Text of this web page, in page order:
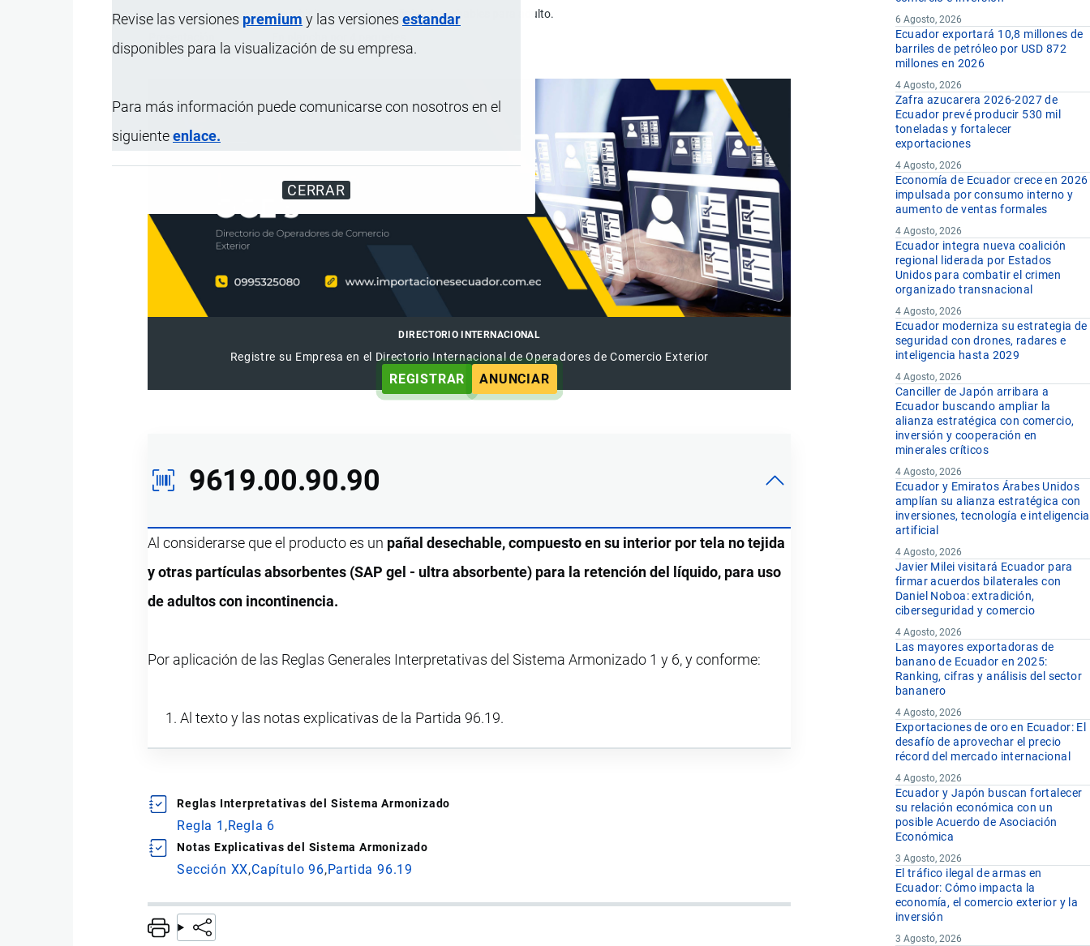
Revise las versiones premium y las versiones estandar
disponibles para la visualización de su empresa.
Para más información puede comunicarse con nosotros en el
siguienteenlace.
CERRAR
Uso
Para higiene personal, pañales desechables para adulto.
DIRECTORIO INTERNACIONAL
Registre su Empresa en el Directorio Internacional de Operadores de Comercio Exterior
REGISTRAR ANUNCIAR
9619.00.90.90
Al considerarse que el producto es un pañal desechable, compuesto en su interior por tela no tejida
y otras partículas absorbentes (SAP gel - ultra absorbente) para la retención del líquido, para uso
de adultos con incontinencia.
Por aplicación de las Reglas Generales Interpretativas del Sistema Armonizado 1 y 6, y conforme:
Al texto y las notas explicativas de la Partida 96.19.
Reglas Interpretativas del Sistema Armonizado
Regla 1 Regla 6
Notas Explicativas del Sistema Armonizado
Sección XX Capítulo 96 Partida 96.19
6 Agosto, 2026
Ecuador exportará 10,8 millones de
barriles de petróleo por USD 872
millones en 2026
4 Agosto, 2026
Zafra azucarera 2026-2027 de
Ecuador prevé producir 530 mil
toneladas y fortalecer
exportaciones
4 Agosto, 2026
Economía de Ecuador crece en 2026
impulsada por consumo interno y
aumento de ventas formales
4 Agosto, 2026
Ecuador integra nueva coalición
regional liderada por Estados
Unidos para combatir el crimen
organizado transnacional
4 Agosto, 2026
Ecuador moderniza su estrategia de
seguridad con drones, radares e
inteligencia hasta 2029
4 Agosto, 2026
Canciller de Japón arribara a
Ecuador buscando ampliar la
alianza estratégica con comercio,
inversión y cooperación en
minerales críticos
4 Agosto, 2026
Ecuador y Emiratos Árabes Unidos
amplían su alianza estratégica con
inversiones, tecnología e inteligencia
artificial
4 Agosto, 2026
Javier Milei visitará Ecuador para
firmar acuerdos bilaterales con
Daniel Noboa: extradición,
ciberseguridad y comercio
4 Agosto, 2026
Las mayores exportadoras de
banano de Ecuador en 2025:
Ranking, cifras y análisis del sector
bananero
4 Agosto, 2026
Exportaciones de oro en Ecuador: El
desafío de aprovechar el precio
récord del mercado internacional
4 Agosto, 2026
Ecuador y Japón buscan fortalecer
su relación económica con un
posible Acuerdo de Asociación
Económica
3 Agosto, 2026
El tráfico ilegal de armas en
Ecuador: Cómo impacta la
economía, el comercio exterior y la
inversión
3 Agosto, 2026